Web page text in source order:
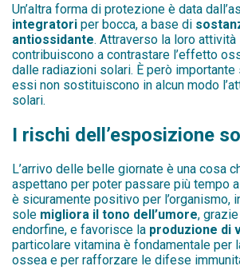
Un’altra forma di protezione è data
integratori per bocca, a base di
antiossidante. Attraverso la loro
contribuiscono a contrastare l’effetto
dalle radiazioni solari. È però
essi non sostituiscono in alcun modo
solari.
I rischi dell’esposizione
L’arrivo delle belle giornate è una cosa
aspettano per poter passare più tempo
è sicuramente positivo per l’organismo,
sole migliora il tono dell’umore,
endorfine, e favorisce la produzione di
particolare vitamina è fondamentale per
ossea e per rafforzare le difese